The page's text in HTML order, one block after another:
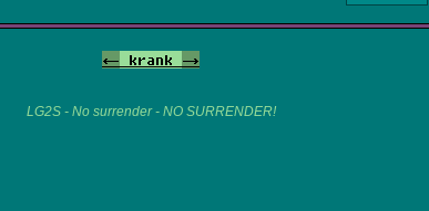
<- krank ->
LG2S - No surrender - NO SURRENDER!